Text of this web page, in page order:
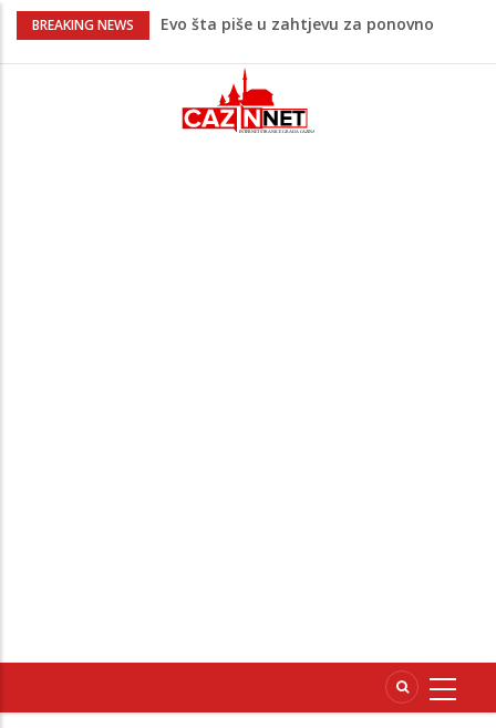
BREAKING NEWS
Evo šta piše u zahtjevu za ponovno
Četvrto ljeto zaredom Trg slobode
postaje Naše mjesto - Bingo Ljetno kino
Tuzla